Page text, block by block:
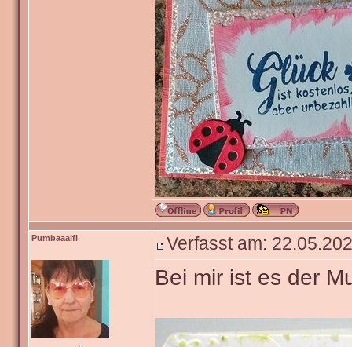
Pumbaaalfi Verfasst am:
Bei mir ist es der